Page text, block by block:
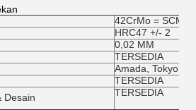
42CrMo =
HRC47 +/- 2
0,02 MM
TERSEDIA
Amada, Tokyo,
TERSEDIA
Desain
TERSEDIA